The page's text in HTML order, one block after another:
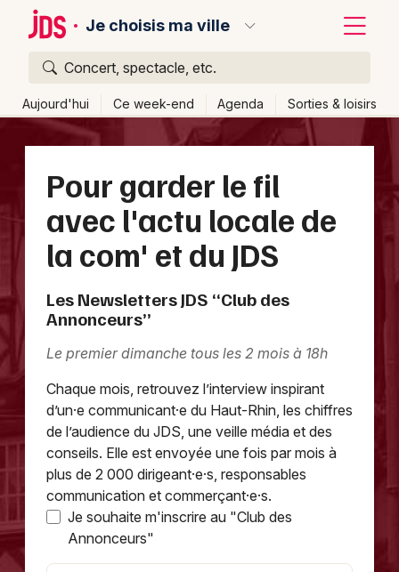
Je choisis ma ville
Concert, spectacle, etc.
Aujourd'hui Ce week-end Agenda Sorties & loisirs
Grands événements
Activité & Expérience
Manifestations
Foires & salons
Spectacles
Concerts
Sports
Soirées
Bordeaux
Colmar
Lille
Lyon
Montpellier
Nantes
Nice
Paris
Pour garder le fil
avec l'actu locale de
la com' et du JDS
Les Newsletters JDS “Club des
Annonceurs”
Le premier dimanche tous les 2 mois à 18h
Chaque mois, retrouvez l’interview inspirant
d’un·e communicant·e du Haut-Rhin, les chiffres
de l’audience du JDS, une veille média et des
conseils. Elle est envoyée une fois par mois à
plus de 2 000 dirigeant·e·s, responsables
communication et commerçant·e·s.
Je souhaite m'inscrire au "Club des
Annonceurs"
Quoi ?
Où ?
Partout Changer de lieu
Quand ?
Effacer les dates
Aujourd'hui
Demain Ce week-end Autre